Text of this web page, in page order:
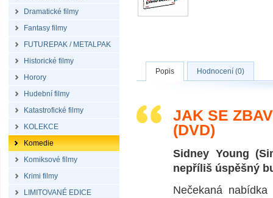
Dramatické filmy
Fantasy filmy
FUTUREPAK / METALPAK
Historické filmy
Horory
Hudební filmy
Katastrofické filmy
KOLEKCE
Komedie
Komiksové filmy
Krimi filmy
LIMITOVANÉ EDICE
Popis Hodnocení (0)
JAK SE
(DVD)
Sidney Young
nepříliš úspěšný
Nečekaná